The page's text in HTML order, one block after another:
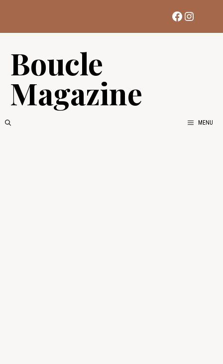
contenu
Facebook
Boucle
Magazine
MENU